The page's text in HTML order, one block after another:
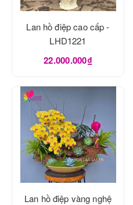
Lan hồ điệp cao cấp -
LHD1221
22.000.000₫
Lan hồ điệp vàng nghệ